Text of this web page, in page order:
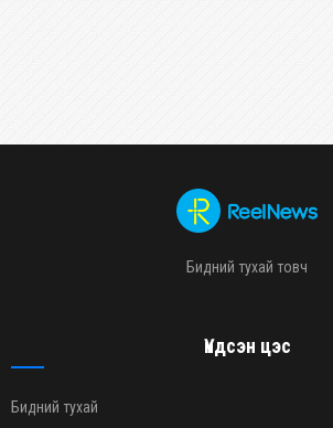
Бидний тухай товч
Үндсэн цэс
Бидний тухай